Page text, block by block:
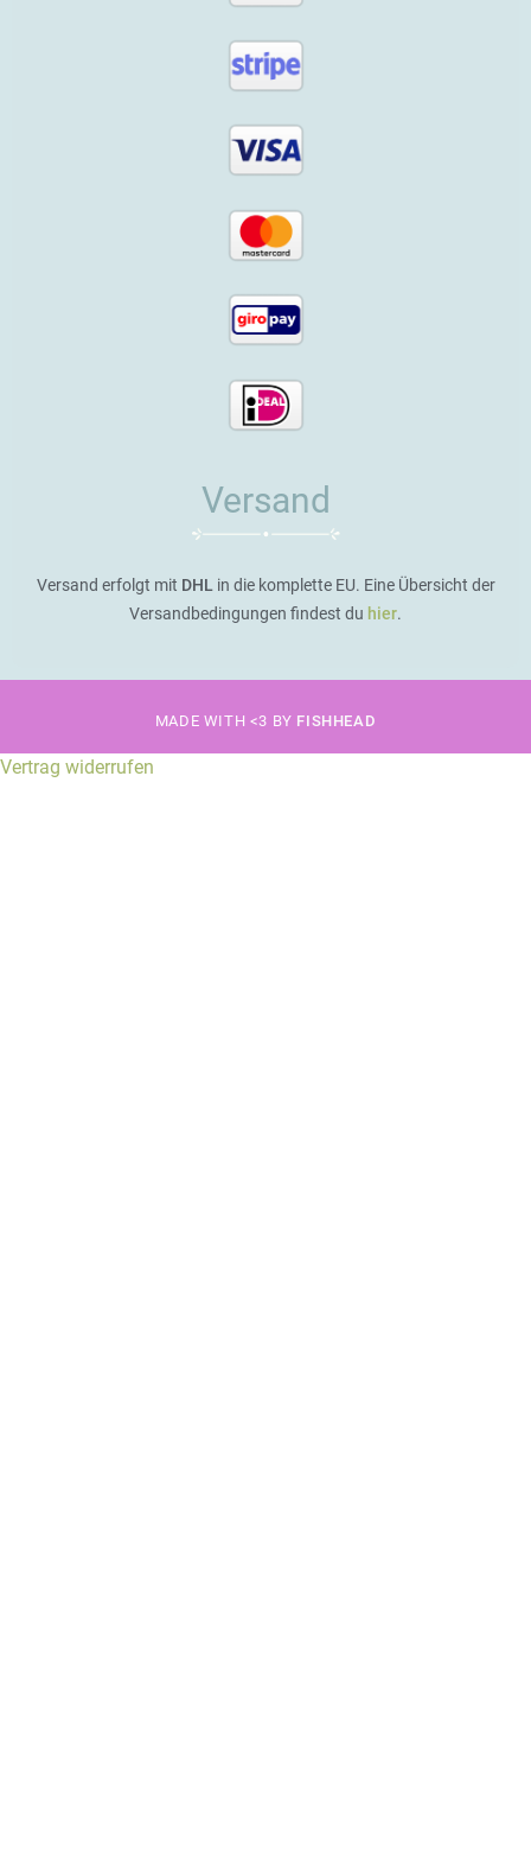
Versand
Versand erfolgt mit DHL in die komplette EU. Eine Übersicht der
Versandbedingungen findest du hier.
MADE WITH <3 BY FISHHEAD
Vertrag widerrufen